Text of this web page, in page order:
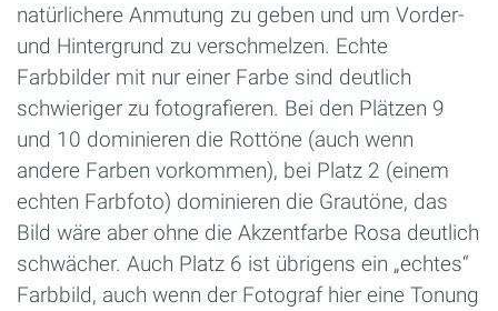
natürlichere Anmutung zu geben und um Vorder-
und Hintergrund zu verschmelzen. Echte
Farbbilder mit nur einer Farbe sind deutlich
schwieriger zu fotografieren. Bei den Plätzen 9
und 10 dominieren die Rottöne (auch wenn
andere Farben vorkommen), bei Platz 2 (einem
echten Farbfoto) dominieren die Grautöne, das
Bild wäre aber ohne die Akzentfarbe Rosa deutlich
schwächer. Auch Platz 6 ist übrigens ein „echtes“
Farbbild, auch wenn der Fotograf hier eine Tonung